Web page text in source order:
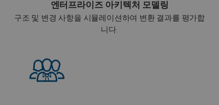
엔터프라이즈 아키텍처 모델링
구조 및 변경 사항을 시뮬레이션하여 변환 결과를 평가합
니다.